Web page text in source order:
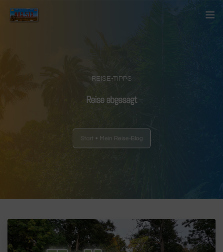
REISE-TIPPS
Reise abgesagt
Start Mein Reise-Blog